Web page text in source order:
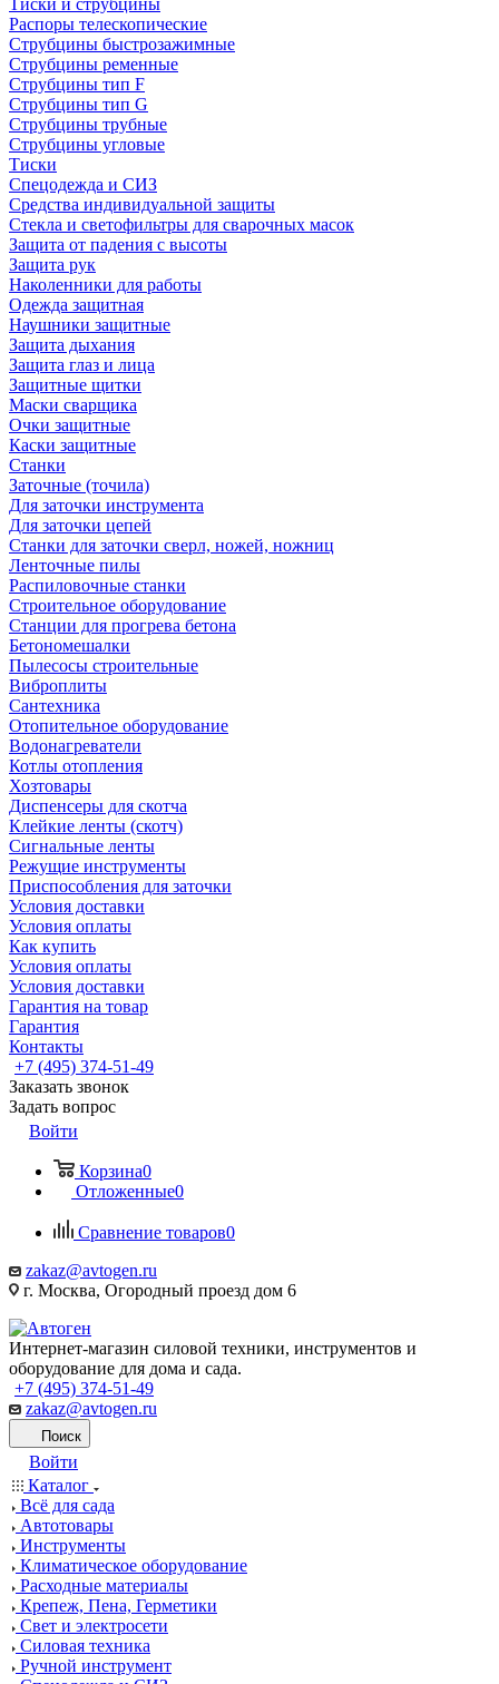
Тиски и струбцины
Распоры телескопические
Струбцины быстрозажимные
Струбцины ременные
Струбцины тип F
Струбцины тип G
Струбцины трубные
Струбцины угловые
Тиски
Спецодежда и СИЗ
Средства индивидуальной защиты
Стекла и светофильтры для сварочных масок
Защита от падения с высоты
Защита рук
Наколенники для работы
Одежда защитная
Наушники защитные
Защита дыхания
Защита глаз и лица
Защитные щитки
Маски сварщика
Очки защитные
Каски защитные
Станки
Заточные (точила)
Для заточки инструмента
Для заточки цепей
Станки для заточки сверл, ножей, ножниц
Ленточные пилы
Распиловочные станки
Строительное оборудование
Станции для прогрева бетона
Бетономешалки
Пылесосы строительные
Виброплиты
Сантехника
Отопительное оборудование
Водонагреватели
Котлы отопления
Хозтовары
Диспенсеры для скотча
Клейкие ленты (скотч)
Сигнальные ленты
Режущие инструменты
Приспособления для заточки
Условия доставки
Условия оплаты
Как купить
Условия оплаты
Условия доставки
Гарантия на товар
Гарантия
Контакты
+7 (495) 374-51-49
Заказать звонок
Задать вопрос
Войти
Корзина0
Отложенные0
Сравнение товаров0
zakaz@avtogen.ru
г. Москва, Огородный проезд дом 6
Интернет-магазин силовой техники, инструментов и
оборудование для дома и сада.
+7 (495) 374-51-49
zakaz@avtogen.ru
Поиск
Войти
Каталог
Всё для сада
Автотовары
Инструменты
Климатическое оборудование
Расходные материалы
Крепеж, Пена, Герметики
Свет и электросети
Силовая техника
Ручной инструмент